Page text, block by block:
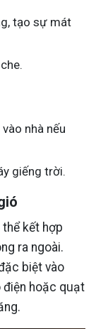
tạo sự mát
nhà nếu
giếng trời.
kết hợp
ra ngoài.
biệt vào
điện hoặc quạt